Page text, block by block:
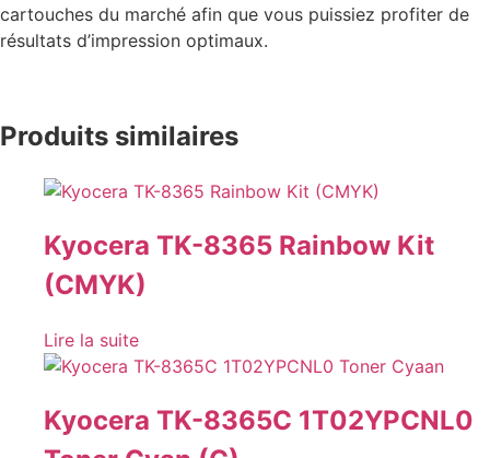
cartouches du marché afin que vous puissiez profiter de
résultats d’impression optimaux.
Produits similaires
Kyocera TK-8365 Rainbow Kit
(CMYK)
Lire la suite
Kyocera TK-8365C 1T02YPCNL0